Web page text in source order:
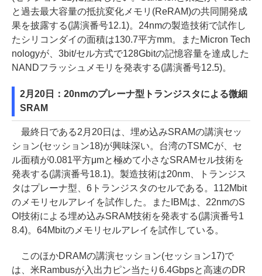
と過去最大容量の抵抗変化メモリ(ReRAM)の共同開発成
果を披露する(講演番号12.1)。24nmの製造技術で試作し
たシリコンダイの面積は130.7平方mm。またMicron Tech
nologyが、3bit/セル方式で128Gbitの記憶容量を達成した
NANDフラッシュメモリを発表する(講演番号12.5)。
2月20日：20nmのプレーナ型トランジスタによる微細
SRAM
最終日である2月20日は、埋め込みSRAMの講演セッ
ション(セッション18)が興味深い。台湾のTSMCが、セ
ル面積が0.081平方μmと極めて小さなSRAMセル技術を
発表する(講演番号18.1)。製造技術は20nm、トランジス
タはプレーナ型、6トランジスタのセルである。112Mbit
のメモリセルアレイを試作した。またIBMは、22nmのS
OI技術による埋め込みSRAM技術を発表する(講演番号1
8.4)。64Mbitのメモリセルアレイを試作している。
このほかDRAMの講演セッション(セッション17)で
は、米Rambusが入出力ピン当たり6.4Gbpsと高速のDR